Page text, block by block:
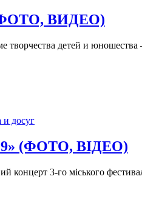
(ФОТО, ВИДЕО)
детей и
и досуг
(ФОТО, ВІДЕО)
концерт 3-го міського